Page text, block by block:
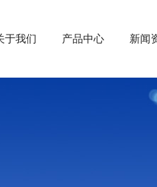
于我们 产品中心 新闻